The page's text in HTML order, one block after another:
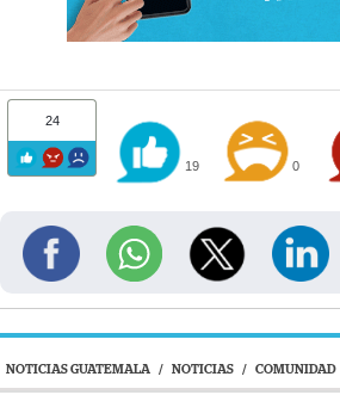
24
19 0
NOTICIAS GUATEMALA / NOTICIAS / COMUNIDAD